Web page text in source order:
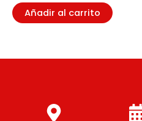
Añadir al carrito